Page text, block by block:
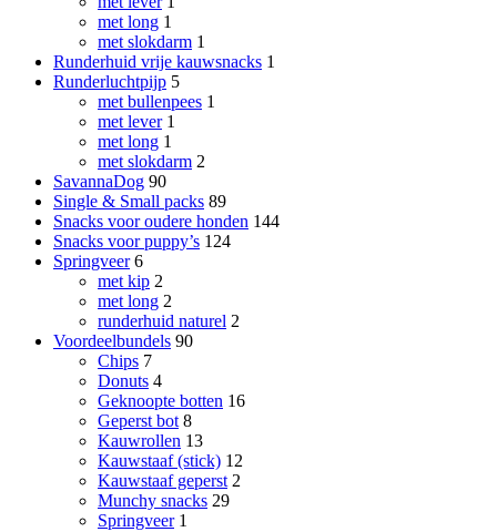
met long 1
met slokdarm 1
Runderhuid vrije kauwsnacks 1
Runderluchtpijp 5
met bullenpees 1
met lever 1
met long 1
met slokdarm 2
SavannaDog 90
Single & Small packs 89
Snacks voor oudere honden 144
Snacks voor puppy’s 124
Springveer 6
met kip 2
met long 2
runderhuid naturel 2
Voordeelbundels 90
Chips 7
Donuts 4
Geknoopte botten 16
Geperst bot 8
Kauwrollen 13
Kauwstaaf (stick) 12
Kauwstaaf geperst 2
Munchy snacks 29
Springveer 1